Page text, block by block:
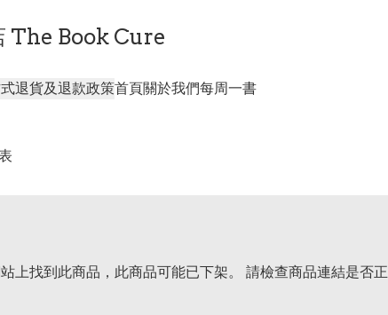
The Book Cure
退貨及退款政策首頁關於我們每周一書
上找到此商品，此商品可能已下架。 請檢查商品連結是否正